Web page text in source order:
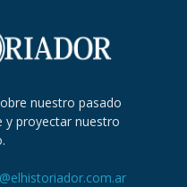
nuestro pasado
y proyectar nuestro